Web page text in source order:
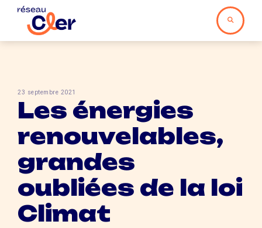
23 septembre 2021
Les énergies
renouvelables,
grandes
oubliées de la loi
Climat